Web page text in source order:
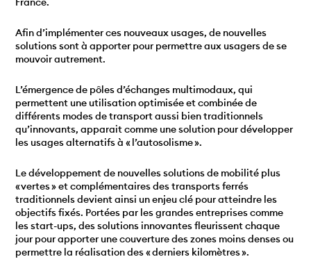
Afin d’implémenter ces nouveaux usages, de nouvelles
solutions sont à apporter pour permettre aux usagers de se
mouvoir autrement.
L’émergence de pôles d’échanges multimodaux, qui
permettent une utilisation optimisée et combinée de
différents modes de transport aussi bien traditionnels
qu’innovants, apparait comme une solution pour développer
les usages alternatifs à « l’autosolisme ».
Le développement de nouvelles solutions de mobilité plus
« vertes » et complémentaires des transports ferrés
traditionnels devient ainsi un enjeu clé pour atteindre les
objectifs fixés. Portées par les grandes entreprises comme
les start-ups, des solutions innovantes fleurissent chaque
jour pour apporter une couverture des zones moins denses ou
permettre la réalisation des « derniers kilomètres ».